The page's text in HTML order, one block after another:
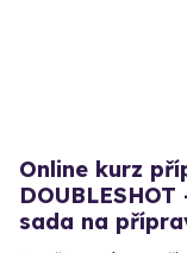
Online kurz
sada na